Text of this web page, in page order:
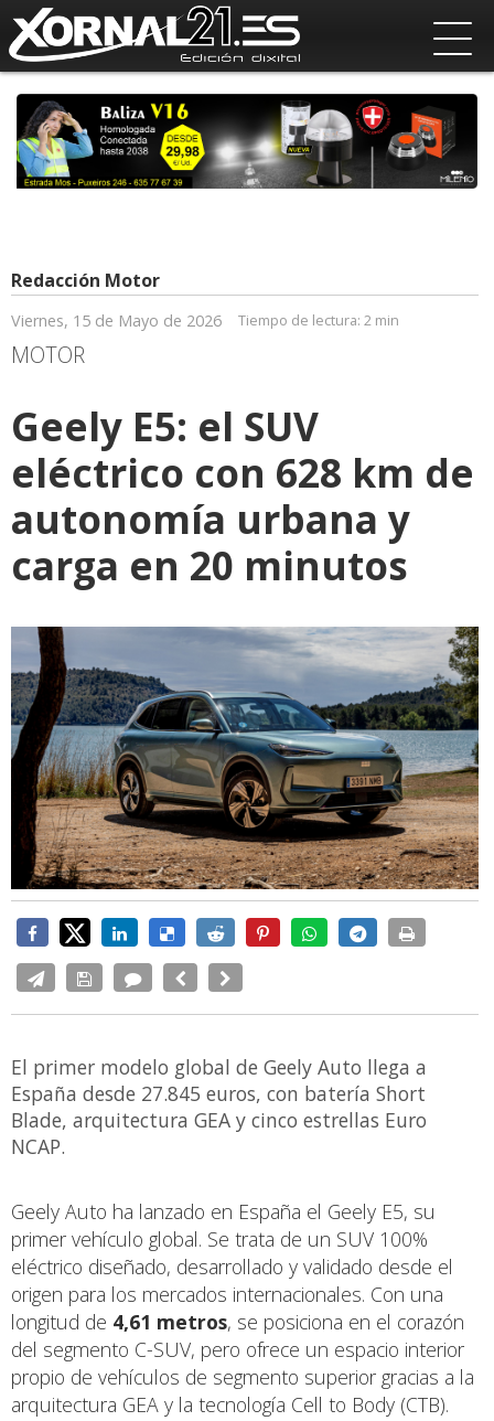
Redacción Motor
Viernes, 15 de Mayo de 2026 Tiempo de lectura: 2 min
MOTOR
Geely E5: el SUV
eléctrico con 628 km de
autonomía urbana y
carga en 20 minutos
El primer modelo global de Geely Auto llega a
España desde 27.845 euros, con batería Short
Blade, arquitectura GEA y cinco estrellas Euro
NCAP.
Geely Auto ha lanzado en España el Geely E5, su
primer vehículo global. Se trata de un SUV 100%
eléctrico diseñado, desarrollado y validado desde el
origen para los mercados internacionales. Con una
longitud de 4,61 metros, se posiciona en el corazón
del segmento C-SUV, pero ofrece un espacio interior
propio de vehículos de segmento superior gracias a la
arquitectura GEA y la tecnología Cell to Body (CTB).